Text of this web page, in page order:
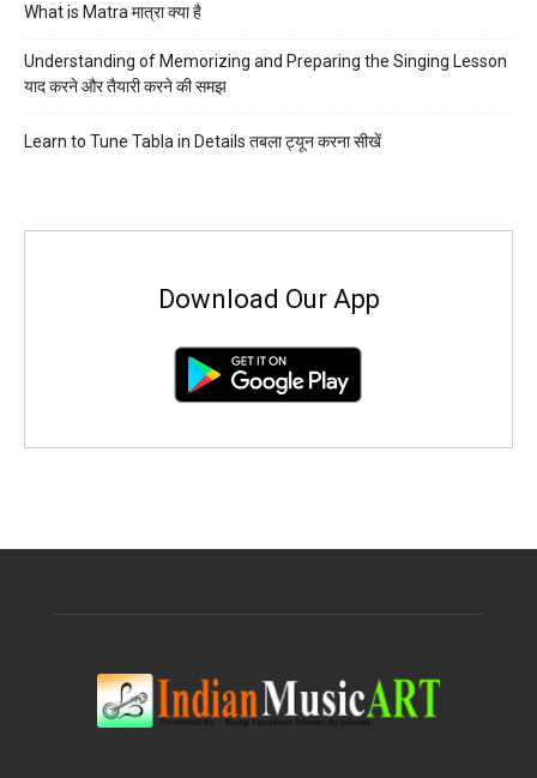
What is Matra मात्रा क्या है
Understanding of Memorizing and Preparing the Singing Lesson
याद करने और तैयारी करने की समझ
Learn to Tune Tabla in Details तबला ट्यून करना सीखें
Download Our App